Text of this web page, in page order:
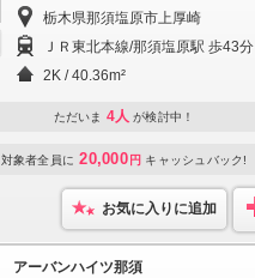
栃木県那須塩原市上厚崎
ＪＲ東北本線/那須塩原駅 歩43分
2K / 40.36m²
ただいま 4人 が検討中！
対象者全員に 20,000 円 キャッシュバック!
お気に入りに追加
アーバンハイツ那須